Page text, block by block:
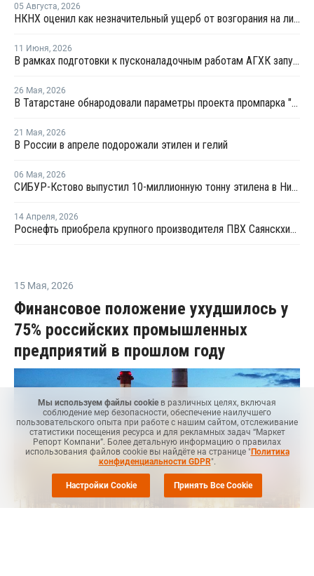
05 Августа, 2026
НКНХ оценил как незначительный ущерб от возгорания на линии полистирола
11 Июня, 2026
В рамках подготовки к пусконаладочным работам АГХК запустил факел установки пиролиза
26 Мая, 2026
В Татарстане обнародовали параметры проекта промпарка "Этилен-600"
21 Мая, 2026
В России в апреле подорожали этилен и гелий
06 Мая, 2026
СИБУР-Кстово выпустил 10-миллионную тонну этилена в Нижегородской области
14 Апреля, 2026
Роснефть приобрела крупного производителя ПВХ Саянскхимпласт
15 Мая, 2026
Финансовое положение ухудшилось у
75% российских промышленных
предприятий в прошлом году
Мы используем файлы cookie в различных целях, включая
соблюдение мер безопасности, обеспечение наилучшего
пользовательского опыта при работе с нашим сайтом, отслеживание
статистики посещения ресурса и для рекламных задач “Маркет
Репорт Компани”. Более детальную информацию о правилах
использования файлов cookie вы найдёте на странице "Политика
конфиденциальности GDPR".
Настройки Cookie Принять Все Cookie